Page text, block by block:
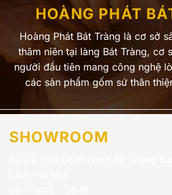
HOÀNG PHÁT
Hoàng Phát Bát Tràng là cơ sở
thâm niên tại làng Bát Tràng, cơ
người đầu tiên mang công nghệ
các sản phẩm gốm sứ thân
SHOWROOM